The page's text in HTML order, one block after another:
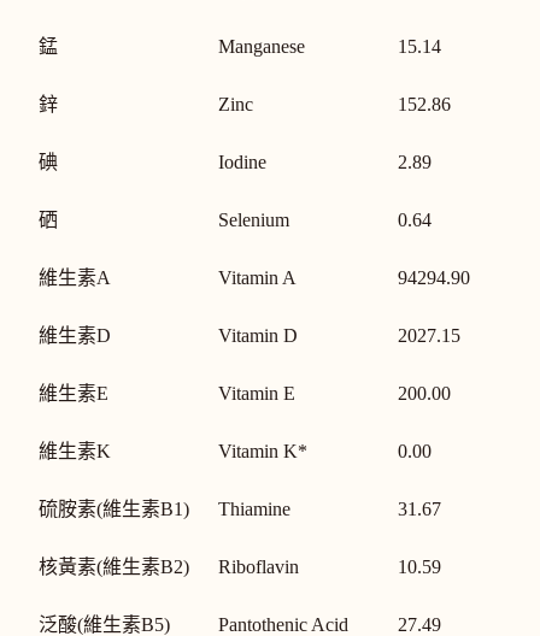
錳 Manganese 15.14
鋅 Zinc 152.86
碘 Iodine 2.89
硒 Selenium 0.64
維生素A Vitamin A 94294.90
維生素D Vitamin D 2027.15
維生素E Vitamin E 200.00
維生素K Vitamin K* 0.00
硫胺素(維生素B1) Thiamine 31.67
核黃素(維生素B2) Riboflavin 10.59
泛酸(維生素B5) Pantothenic Acid 27.49